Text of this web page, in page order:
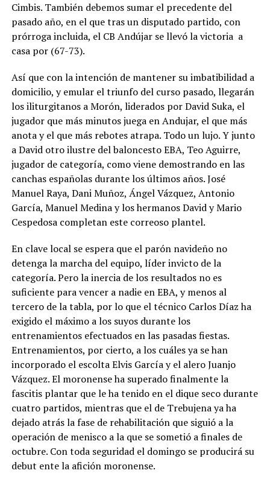
Cimbis. También debemos sumar el precedente del
pasado año, en el que tras un disputado partido, con
prórroga incluida, el CB Andújar se llevó la victoria a
casa por (67-73).
Así que con la intención de mantener su imbatibilidad a
domicilio, y emular el triunfo del curso pasado, llegarán
los iliturgitanos a Morón, liderados por David Suka, el
jugador que más minutos juega en Andujar, el que más
anota y el que más rebotes atrapa. Todo un lujo. Y junto
a David otro ilustre del baloncesto EBA, Teo Aguirre,
jugador de categoría, como viene demostrando en las
canchas españolas durante los últimos años. José
Manuel Raya, Dani Muñoz, Ángel Vázquez, Antonio
García, Manuel Medina y los hermanos David y Mario
Cespedosa completan este correoso plantel.
En clave local se espera que el parón navideño no
detenga la marcha del equipo, líder invicto de la
categoría. Pero la inercia de los resultados no es
suficiente para vencer a nadie en EBA, y menos al
tercero de la tabla, por lo que el técnico Carlos Díaz ha
exigido el máximo a los suyos durante los
entrenamientos efectuados en las pasadas fiestas.
Entrenamientos, por cierto, a los cuáles ya se han
incorporado el escolta Elvis García y el alero Juanjo
Vázquez. El moronense ha superado finalmente la
fascitis plantar que le ha tenido en el dique seco durante
cuatro partidos, mientras que el de Trebujena ya ha
dejado atrás la fase de rehabilitación que siguió a la
operación de menisco a la que se sometió a finales de
octubre. Con toda seguridad el domingo se producirá su
debut ente la afición moronense.